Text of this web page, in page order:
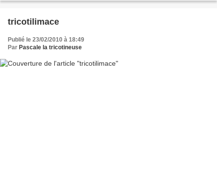
tricotilimace
Publié le 23/02/2010 à 18:49
Par Pascale la tricotineuse